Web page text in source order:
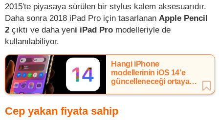
2015'te piyasaya sürülen bir stylus kalem aksesuarıdır.
Daha sonra 2018 iPad Pro için tasarlanan Apple Pencil
2 çıktı ve daha yeni iPad Pro modelleriyle de
kullanılabiliyor.
Hangi iPhone
modellerinin iOS 14'e
güncelleneceği ortaya
Cep yakan fiyata sahip